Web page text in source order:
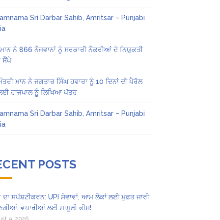
Sri Darbar Sahib, Amritsar – Punjabi
ਨੇ 866 ਨੌਜਵਾਨਾਂ ਨੂੰ ਸਰਕਾਰੀ ਨੌਕਰੀਆਂ ਦੇ ਨਿਯੁਕਤੀ
ਸੌਂਪੇ
ਮਾਨ ਨੇ ਜਗਤਾਰ ਸਿੰਘ ਹਵਾਰਾ ਨੂੰ 10 ਦਿਨਾਂ ਦੀ ਪੈਰੋਲ
ਰਾਜਪਾਲ ਨੂੰ ਲਿਖਿਆ ਪੱਤਰ
Sri Darbar Sahib, Amritsar – Punjabi
POSTS
ਸਪੱਸ਼ਟੀਕਰਨ: UPI ਸੇਵਾਵਾਂ, ਆਮ ਲੋਕਾਂ ਲਈ ਮੁਫ਼ਤ ਜਾਰੀ
ਵਪਾਰੀਆਂ ਲਈ ਮਾਮੂਲੀ ਫੀਸ!
9, 2026